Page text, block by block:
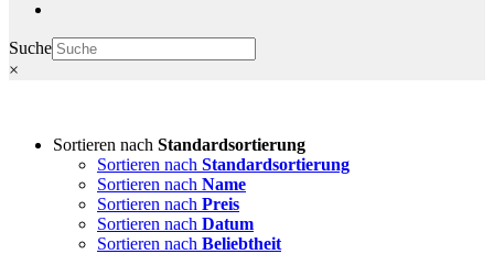
Suche
×
Sortieren nach Standardsortierung
Sortieren nach Standardsortierung
Sortieren nach Name
Sortieren nach Preis
Sortieren nach Datum
Sortieren nach Beliebtheit